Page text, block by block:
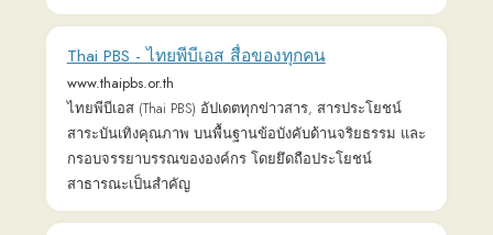
www.siamzone.com
ภาพยนตร์ที่เข้าฉายทุกเรื่อง วิจารณ์ภาพยนตร์ คอนเสิร์ต
สัมภาษณ์ แนะนำอัลบั้มเพลง เนื้อเพลง เนื้อเพลงสากล เว็บ
บอร์ด เกมชิงรางวัล
Ling - The Easy Path to Hard Languages
ling-app.com
learning hard languages has never been so easy. Start